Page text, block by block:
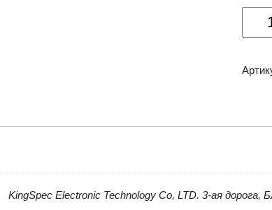
KingSpec Electronic Technology Co, LTD. 3-ая